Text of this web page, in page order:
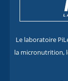
Le laboratoire
la micronutrition,